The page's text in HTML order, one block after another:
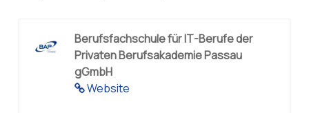
Website
Berufsfachschule für IT-Berufe der
Privaten Berufsakademie Passau
gGmbH